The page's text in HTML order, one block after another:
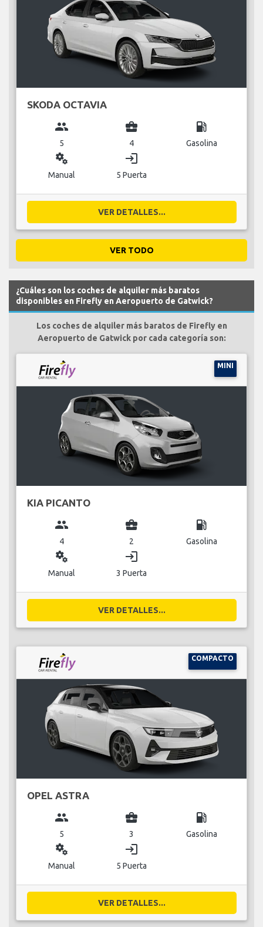
SKODA OCTAVIA
group
5
business_center
4
local_gas_station
Gasolina
miscellaneous_services
Manual
login
5 Puerta
VER DETALLES...
VER TODO
¿Cuáles son los coches de alquiler más baratos
disponibles en Firefly en Aeropuerto de Gatwick?
Los coches de alquiler más baratos de Firefly en
Aeropuerto de Gatwick por cada categoría son:
MINI
KIA PICANTO
group
4
business_center
2
local_gas_station
Gasolina
miscellaneous_services
Manual
login
3 Puerta
VER DETALLES...
COMPACTO
OPEL ASTRA
group
5
business_center
3
local_gas_station
Gasolina
miscellaneous_services
Manual
login
5 Puerta
VER DETALLES...